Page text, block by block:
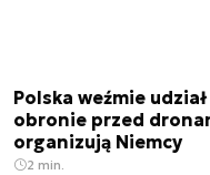
Polska weźmie
obronie przed
organizują Niemcy
2 min.